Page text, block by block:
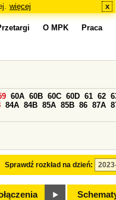
więcej x
O MPK Praca
Sprawdź rozkład na dzień:
60A 60B 60C 60D 61 62
84A 84B 85A 85B 86 87A